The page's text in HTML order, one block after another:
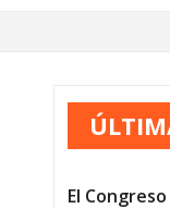
El